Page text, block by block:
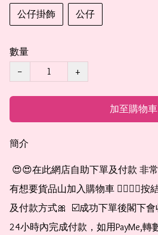
公仔掛飾
公仔
數量
−
+
加至購物車
簡介
有想要貨品山加入購物車 👉🏻👉🏻按
及付款方式🎀  ☑️成功下單後閣下會
24小時內完成付款，如用PayMe,